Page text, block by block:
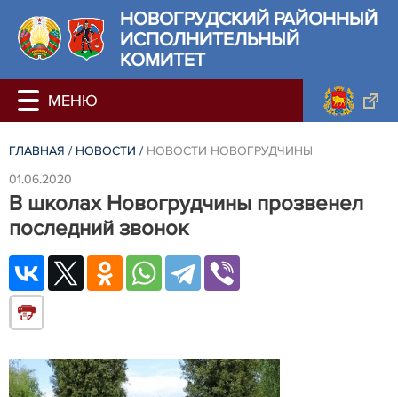
НОВОГРУДСКИЙ РАЙОННЫЙ
ИСПОЛНИТЕЛЬНЫЙ
КОМИТЕТ
ГЛАВНАЯ / НОВОСТИ / НОВОСТИ НОВОГРУДЧИНЫ
01.06.2020
В школах Новогрудчины прозвенел
последний звонок